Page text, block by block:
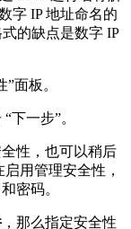
字 IP 地址命名的
的缺点是数字 IP
面板。
“下一步”。
性，也可以稍后
用管理安全性，
密码。
，那么指定安全性